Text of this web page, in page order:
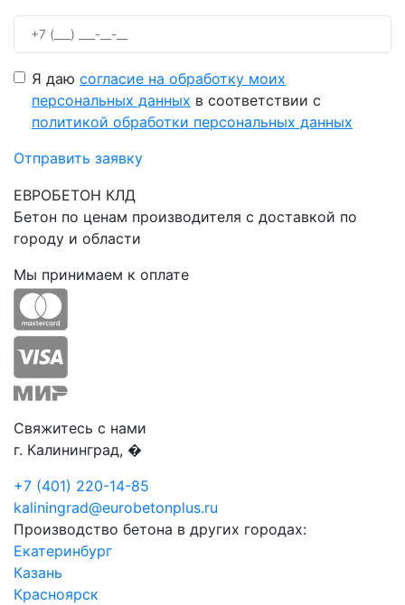
Я даю согласие на обработку моих
персональных данных в соответствии с
политикой обработки персональных данных
Отправить заявку
ЕВРОБЕТОН КЛД
Бетон по ценам производителя с доставкой по
городу и области
Мы принимаем к оплате
Свяжитесь с нами
г. Калининград, �
+7 (401) 220-14-85
kaliningrad@eurobetonplus.ru
Производство бетона в других городах:
Екатеринбург
Казань
Красноярск